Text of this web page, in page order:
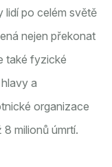
lidí po celém světě
nejen překonat
také fyzické
a
organizace
milionů úmrtí.